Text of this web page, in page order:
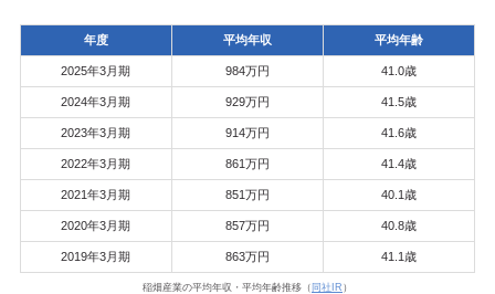
年度 平均年収 平均年齢
2025年3月期 984万円 41.0歳
2024年3月期 929万円 41.5歳
2023年3月期 914万円 41.6歳
2022年3月期 861万円 41.4歳
2021年3月期 851万円 40.1歳
2020年3月期 857万円 40.8歳
2019年3月期 863万円 41.1歳
稲畑産業の平均年収・平均年齢推移（ 同社IR ）